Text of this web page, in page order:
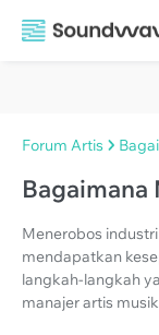
Forum Artis
Menerobos
mendapatkan
langkah-langkah
manajer artis